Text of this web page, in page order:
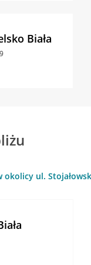
Biała
okolicy ul.